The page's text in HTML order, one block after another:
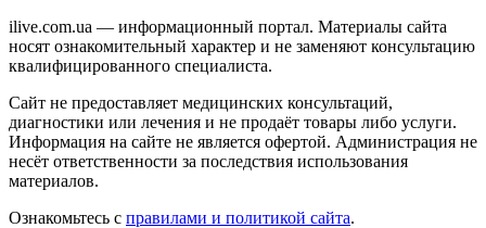
ilive.com.ua — информационный портал. Материалы сайта
носят ознакомительный характер и не заменяют консультацию
квалифицированного специалиста.
Сайт не предоставляет медицинских консультаций,
диагностики или лечения и не продаёт товары либо услуги.
Информация на сайте не является офертой. Администрация не
несёт ответственности за последствия использования
материалов.
Ознакомьтесь с правилами и политикой сайта.